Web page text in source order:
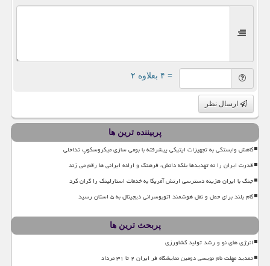
= ۴ بعلاوه ۲
ارسال نظر
پربیننده ترین ها
کاهش وابستگی به تجهیزات اپتیکی پیشرفته با بومی سازی میکروسکوپ تداخلی
قدرت ایران را نه تهدیدها بلکه دانش، فرهنگ و اراده ایرانی ها رقم می زند
جنگ با ایران هزینه دسترسی ارتش آمریکا به خدمات استارلینک را گران کرد
گام بلند برای حمل و نقل هوشمند اتوبوسرانی دیجیتال به ۵ استان رسید
پربحث ترین ها
انرژی های نو و رشد تولید کشاورزی
تمدید مهلت نام نویسی دومین نمایشگاه فر ایران ۲ تا ۳۱ مرداد